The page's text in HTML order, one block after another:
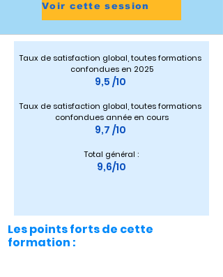
Voir cette session
Taux de satisfaction global, toutes formations
confondues en 2025
9,5 /10
Taux de satisfaction global, toutes formations
confondues année en cours
9,7 /10
Total général :
9,6/10
Les points forts de cette
formation :